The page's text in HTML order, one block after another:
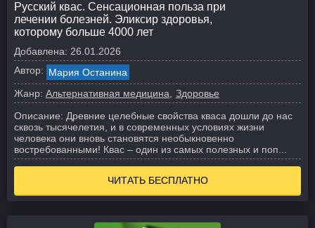
Русский квас. Сенсационная польза при
лечении болезней. Эликсир здоровья,
которому больше 4000 лет
Добавлена: 26.01.2026
Автор: Мария Останина
Жанр: Альтернативная медицина
Здоровье
Описание: Древние целебные свойства кваса дошли до нас
сквозь тысячелетия, и в современных условиях жизни
человека они вновь становятся необыкновенно
востребованными! Квас – один из самых полезных и поп...
ЧИТАТЬ БЕСПЛАТНО